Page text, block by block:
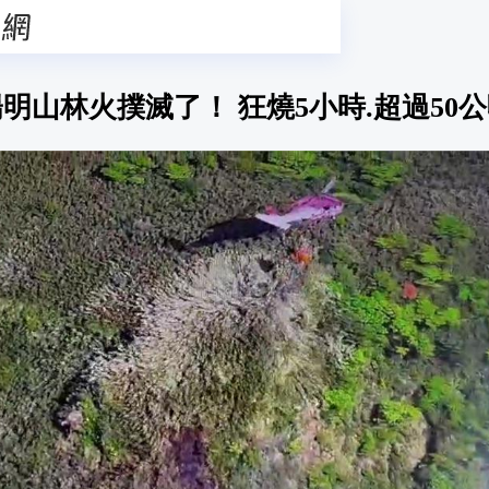
山林火撲滅了！ 狂燒5小時.超過50